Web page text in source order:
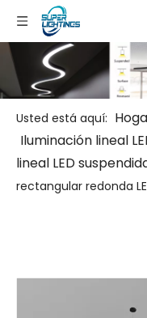
Usted está aquí:
Iluminación lineal
lineal LED
rectangular redonda